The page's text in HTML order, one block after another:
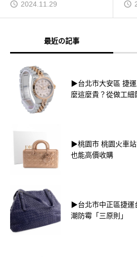
2024.11.29
最近の記事
▶台北市大安區 捷
麼這麼貴？從做工細
▶桃園市 桃園火車
也能高價收購
▶台北市中正區捷
潮防霉「三原則」